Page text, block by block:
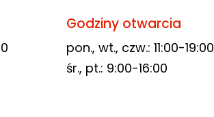
Godziny otwarcia
pon., wt., czw.: 11:00-19:00
śr., pt.: 9:00-16:00